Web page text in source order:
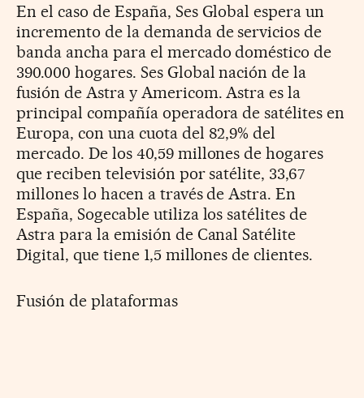
En el caso de España, Ses Global espera un
incremento de la demanda de servicios de
banda ancha para el mercado doméstico de
390.000 hogares. Ses Global nación de la
fusión de Astra y Americom. Astra es la
principal compañía operadora de satélites en
Europa, con una cuota del 82,9% del
mercado. De los 40,59 millones de hogares
que reciben televisión por satélite, 33,67
millones lo hacen a través de Astra. En
España, Sogecable utiliza los satélites de
Astra para la emisión de Canal Satélite
Digital, que tiene 1,5 millones de clientes.
Fusión de plataformas